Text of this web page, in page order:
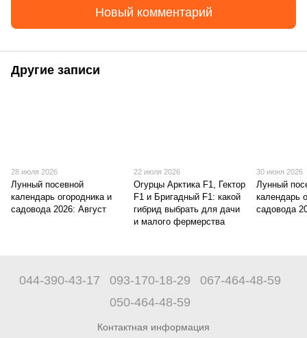
Новый комментарий
Другие записи
28 июля 2026
Лунный посевной
календарь огородника и
садовода 2026: Август
22 июля 2026
Огурцы Арктика F1, Гектор
F1 и Бригадный F1: какой
гибрид выбрать для дачи
и малого фермерства
30 июня 2026
Лунный
календарь
садовода
044-390-43-17 093-170-18-29
067-464-48-59
050-464-48-59
Контактная информация